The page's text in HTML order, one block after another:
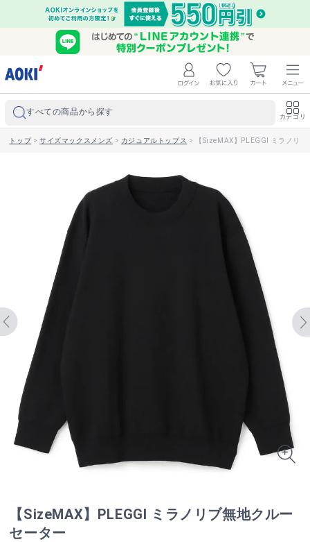
すべての商品から探す カテゴリ
トップ>サイズマックスメンズ > カジュアルトップス > 【SizeMAX】PLEGGI ミラノリ
【SizeMAX】PLEGGI ミラノリブ無地クルー
セーター